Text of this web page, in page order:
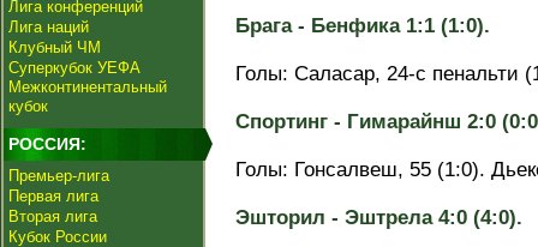
Лига конференций
Лига наций
Клубный ЧМ
Суперкубок УЕФА
Межконтинентальный
кубок
РОССИЯ:
Премьер-лига
Первая лига
Вторая лига
Кубок России
Брага - Бенфика 1:1 (1:0).
Голы: Саласар, 24-с пенальти
Спортинг - Гимарайнш 2:0
Голы: Гонсалвеш, 55 (1:0).
Эшторил - Эштрела 4:0 (4:0).